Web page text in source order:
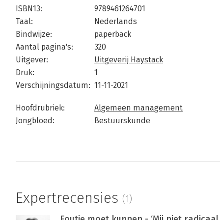
ISBN13:
9789461264701
Taal:
Nederlands
Bindwijze:
paperback
Aantal pagina's:
320
Uitgever:
Uitgeverij Haystack
Druk:
1
Verschijningsdatum: 11-11-2021
Hoofdrubriek:
Algemeen management
Jongbloed:
Bestuurskunde
Expertrecensies (1)